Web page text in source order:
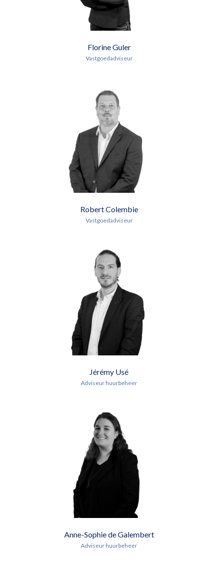
Florine Guler
Vastgoedadviseur
Robert Colembie
Vastgoedadviseur
Jérémy Usé
Adviseur huurbeheer
Anne-Sophie de Galembert
Adviseur huurbeheer